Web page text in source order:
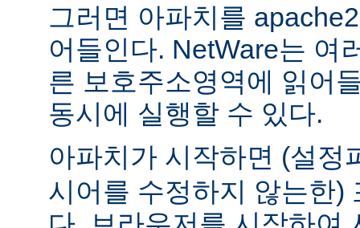
그러면 아파치를
어들인다. NetWare는 여
른 보호주소영역에 읽어
동시에 실행할 수 있다.
아파치가 시작하면 (설정
시어를 수정하지 않는한)